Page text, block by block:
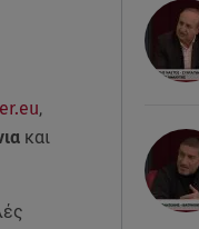
,
και